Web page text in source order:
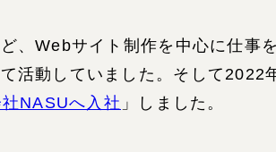
、Webサイト制作を中心に仕事
活動していました。そして2022
NASUへ入社 」しました。